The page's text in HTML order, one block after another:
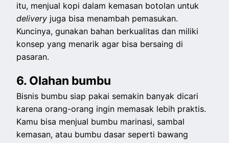
itu, menjual kopi dalam kemasan botolan untuk
delivery juga bisa menambah pemasukan.
Kuncinya, gunakan bahan berkualitas dan miliki
konsep yang menarik agar bisa bersaing di
pasaran.
6. Olahan bumbu
Bisnis bumbu siap pakai semakin banyak dicari
karena orang-orang ingin memasak lebih praktis.
Kamu bisa menjual bumbu marinasi, sambal
kemasan, atau bumbu dasar seperti bawang